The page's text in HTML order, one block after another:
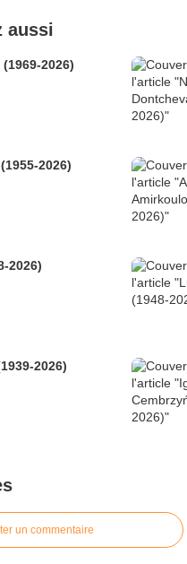
aussi
2026)
2026)
2026)
2026)
un commentaire